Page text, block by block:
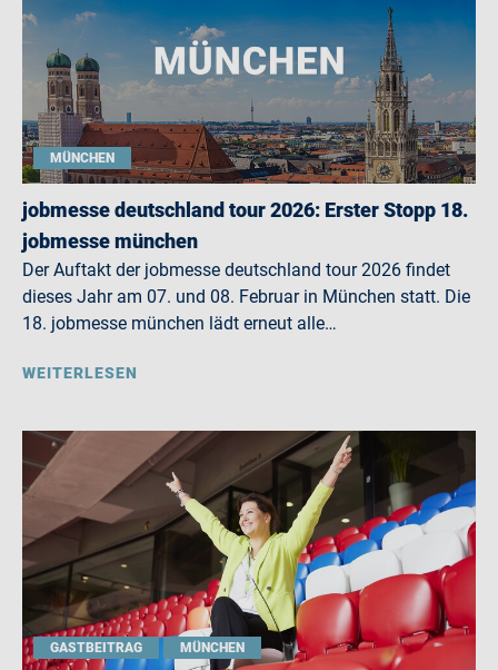
MÜNCHEN
jobmesse deutschland tour 2026: Erster Stopp 18.
jobmesse münchen
Der Auftakt der jobmesse deutschland tour 2026 findet
dieses Jahr am 07. und 08. Februar in München statt. Die
18. jobmesse münchen lädt erneut alle…
WEITERLESEN
GASTBEITRAG MÜNCHEN